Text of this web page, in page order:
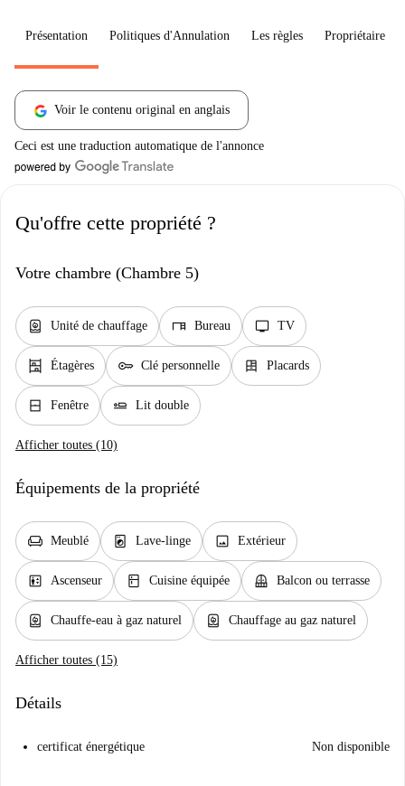
Présentation Politiques d'Annulation Les règles Propriétaire
Voir le contenu original en anglais
Ceci est une traduction automatique de l'annonce
Qu'offre cette propriété ?
Votre chambre (Chambre 5)
water_heater Unité de chauffage desk Bureau tv TV
shelves Étagères key Clé personnelle dresser Placards
window_closed Fenêtre airline_seat_flat Lit double
Afficher toutes (10)
Équipements de la propriété
chair Meublé local_laundry_service Lave-linge image Extérieur
elevator Ascenseur kitchen Cuisine équipée balcony Balcon ou terrasse
water_heater Chauffe-eau à gaz naturel water_heater Chauffage au gaz naturel
Afficher toutes (15)
Détails
certificat énergétique Non disponible